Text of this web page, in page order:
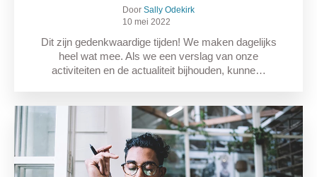
Door Sally Odekirk
10 mei 2022
Dit zijn gedenkwaardige tijden! We maken dagelijks
heel wat mee. Als we een verslag van onze
activiteiten en de actualiteit bijhouden, kunne…